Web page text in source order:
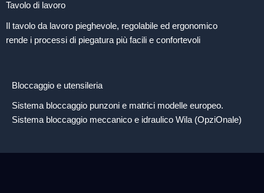
Tavolo di lavoro
Il tavolo da lavoro pieghevole, regolabile ed ergonomico
rende i processi di piegatura più facili e confortevoli
Bloccaggio e utensileria
Sistema bloccaggio punzoni e matrici modelle europeo.
Sistema bloccaggio meccanico e idraulico Wila (OpziOnale)